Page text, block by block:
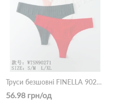
Труси безшовні FINELLA 90271 4С Різні кольори
56.98 грн/од